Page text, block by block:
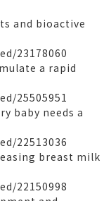
and bioactive
23178060
a rapid
25505951
baby needs a
22513036
breast milk
22150998